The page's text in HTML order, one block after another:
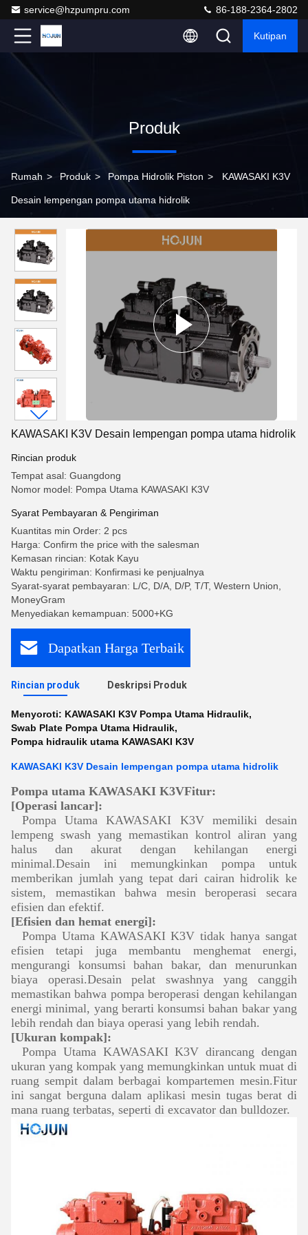
service@hzpumpru.com 86-188-2364-2802
Kutipan
Produk
Rumah > Produk > Pompa Hidrolik Piston > KAWASAKI K3V
Desain lempengan pompa utama hidrolik
KAWASAKI K3V Desain lempengan pompa utama hidrolik
Rincian produk
Tempat asal: Guangdong
Nomor model: Pompa Utama KAWASAKI K3V
Syarat Pembayaran & Pengiriman
Kuantitas min Order: 2 pcs
Harga: Confirm the price with the salesman
Kemasan rincian: Kotak Kayu
Waktu pengiriman: Konfirmasi ke penjualnya
Syarat-syarat pembayaran: L/C, D/A, D/P, T/T, Western Union,
MoneyGram
Menyediakan kemampuan: 5000+KG
Dapatkan Harga Terbaik
Rincian produk Deskripsi Produk
Menyoroti: KAWASAKI K3V Pompa Utama Hidraulik,
Swab Plate Pompa Utama Hidraulik,
Pompa hidraulik utama KAWASAKI K3V
KAWASAKI K3V Desain lempengan pompa utama hidrolik
Pompa utama KAWASAKI K3VFitur:
[Operasi lancar]:
Pompa Utama KAWASAKI K3V memiliki desain
lempeng swash yang memastikan kontrol aliran yang
halus dan akurat dengan kehilangan energi
minimal.Desain ini memungkinkan pompa untuk
memberikan jumlah yang tepat dari cairan hidrolik ke
sistem, memastikan bahwa mesin beroperasi secara
efisien dan efektif.
[Efisien dan hemat energi]:
Pompa Utama KAWASAKI K3V tidak hanya sangat
efisien tetapi juga membantu menghemat energi,
mengurangi konsumsi bahan bakar, dan menurunkan
biaya operasi.Desain pelat swashnya yang canggih
memastikan bahwa pompa beroperasi dengan kehilangan
energi minimal, yang berarti konsumsi bahan bakar yang
lebih rendah dan biaya operasi yang lebih rendah.
[Ukuran kompak]:
Pompa Utama KAWASAKI K3V dirancang dengan
ukuran yang kompak yang memungkinkan untuk muat di
ruang sempit dalam berbagai kompartemen mesin.Fitur
ini sangat berguna dalam aplikasi mesin tugas berat di
mana ruang terbatas, seperti di excavator dan bulldozer.